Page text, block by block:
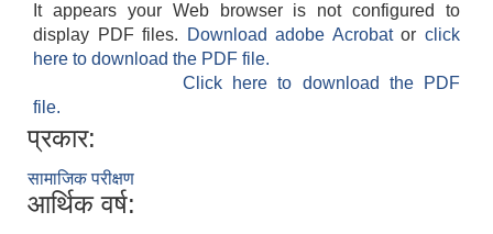
It appears your Web browser is not configured to
display PDF files.
Download adobe Acrobatorclick
here to download the PDF file.
Click here to download the PDF
file.
प्रकार:
सामाजिक परीक्षण
आर्थिक वर्ष: